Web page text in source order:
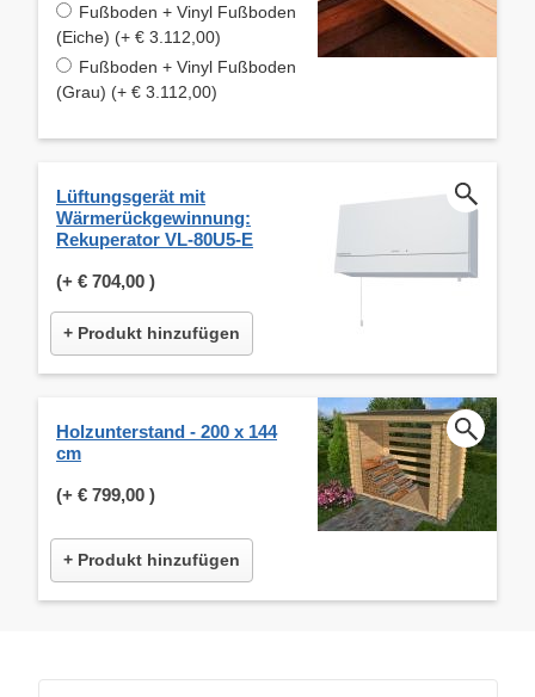
Fußboden + Vinyl Fußboden
(Eiche) (+ € 3.112,00)
Fußboden + Vinyl Fußboden
(Grau) (+ € 3.112,00)
Lüftungsgerät mit
Wärmerückgewinnung:
Rekuperator VL-80U5-E
(+ € 704,00 )
+ Produkt hinzufügen
Holzunterstand - 200 x 144
cm
(+ € 799,00 )
+ Produkt hinzufügen